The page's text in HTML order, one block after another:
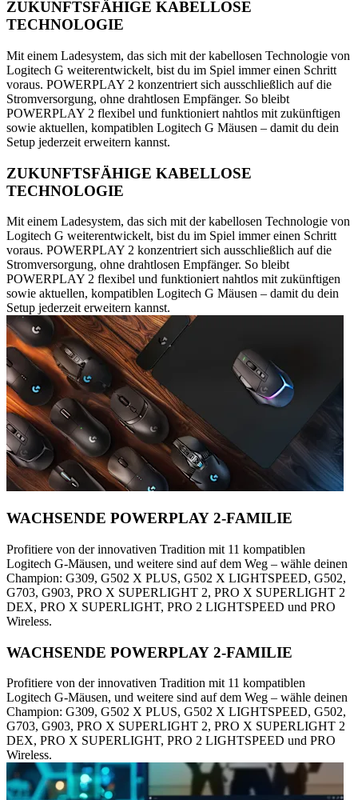
ZUKUNFTSFÄHIGE KABELLOSE
TECHNOLOGIE
Mit einem Ladesystem, das sich mit der kabellosen Technologie von
Logitech G weiterentwickelt, bist du im Spiel immer einen Schritt
voraus. POWERPLAY 2 konzentriert sich ausschließlich auf die
Stromversorgung, ohne drahtlosen Empfänger. So bleibt
POWERPLAY 2 flexibel und funktioniert nahtlos mit zukünftigen
sowie aktuellen, kompatiblen Logitech G Mäusen – damit du dein
Setup jederzeit erweitern kannst.
ZUKUNFTSFÄHIGE KABELLOSE
TECHNOLOGIE
Mit einem Ladesystem, das sich mit der kabellosen Technologie von
Logitech G weiterentwickelt, bist du im Spiel immer einen Schritt
voraus. POWERPLAY 2 konzentriert sich ausschließlich auf die
Stromversorgung, ohne drahtlosen Empfänger. So bleibt
POWERPLAY 2 flexibel und funktioniert nahtlos mit zukünftigen
sowie aktuellen, kompatiblen Logitech G Mäusen – damit du dein
Setup jederzeit erweitern kannst.
WACHSENDE POWERPLAY 2-FAMILIE
Profitiere von der innovativen Tradition mit 11 kompatiblen
Logitech G-Mäusen, und weitere sind auf dem Weg – wähle deinen
Champion: G309, G502 X PLUS, G502 X LIGHTSPEED, G502,
G703, G903, PRO X SUPERLIGHT 2, PRO X SUPERLIGHT 2
DEX, PRO X SUPERLIGHT, PRO 2 LIGHTSPEED und PRO
Wireless.
WACHSENDE POWERPLAY 2-FAMILIE
Profitiere von der innovativen Tradition mit 11 kompatiblen
Logitech G-Mäusen, und weitere sind auf dem Weg – wähle deinen
Champion: G309, G502 X PLUS, G502 X LIGHTSPEED, G502,
G703, G903, PRO X SUPERLIGHT 2, PRO X SUPERLIGHT 2
DEX, PRO X SUPERLIGHT, PRO 2 LIGHTSPEED und PRO
Wireless.